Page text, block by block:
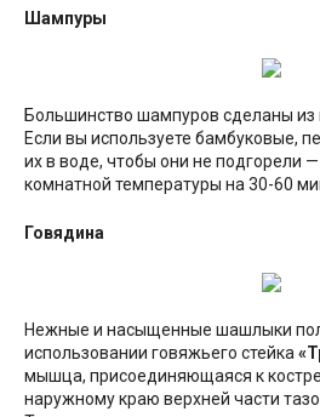
Шампуры
Большинство шампуров сделаны из
Если вы используете бамбуковые,
их в воде, чтобы они не подгорели —
комнатной температуры на 30-60
Говядина
Нежные и насыщенные шашлыки
использовании говяжьего стейка
мышца, присоединяющаяся к
наружному краю верхней части